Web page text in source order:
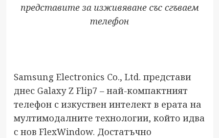
представите за изживяване със сгъваем
телефон
Samsung Electronics Co., Ltd. представи
днес Galaxy Z Flip7 – най-компактният
телефон с изкуствен интелект в ерата на
мултимодалните технологии, който идва
с нов FlexWindow. Достатъчно